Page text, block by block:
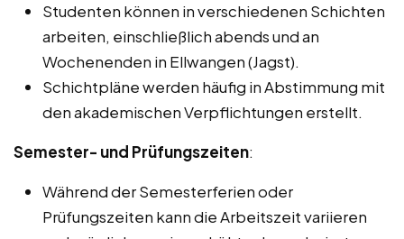
Studenten können in verschiedenen Schichten
arbeiten, einschließlich abends und an
Wochenenden in Ellwangen (Jagst).
Schichtpläne werden häufig in Abstimmung mit
den akademischen Verpflichtungen erstellt.
Semester- und Prüfungszeiten:
Während der Semesterferien oder
Prüfungszeiten kann die Arbeitszeit variieren